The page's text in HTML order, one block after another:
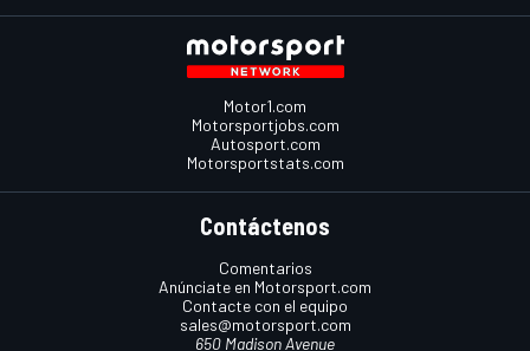
Motor1.com
Motorsportjobs.com
Autosport.com
Motorsportstats.com
Contáctenos
Comentarios
Anúnciate en Motorsport.com
Contacte con el equipo
sales@motorsport.com
650 Madison Avenue